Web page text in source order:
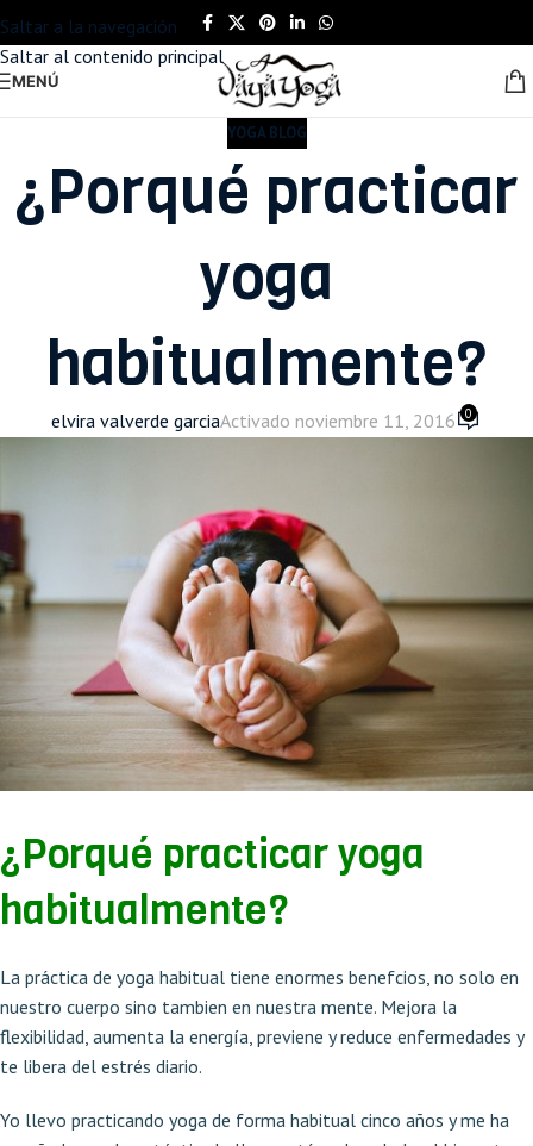
Saltar a la navegación
Saltar al contenido principal
MENÚ
YOGA BLOG
¿Porqué practicar
yoga
habitualmente?
elvira valverde garciaActivado noviembre 11, 2016 0
¿Porqué practicar yoga
habitualmente?
La práctica de yoga habitual tiene enormes benefcios, no solo en
nuestro cuerpo sino tambien en nuestra mente. Mejora la
flexibilidad, aumenta la energía, previene y reduce enfermedades y
te libera del estrés diario.
Yo llevo practicando yoga de forma habitual cinco años y me ha